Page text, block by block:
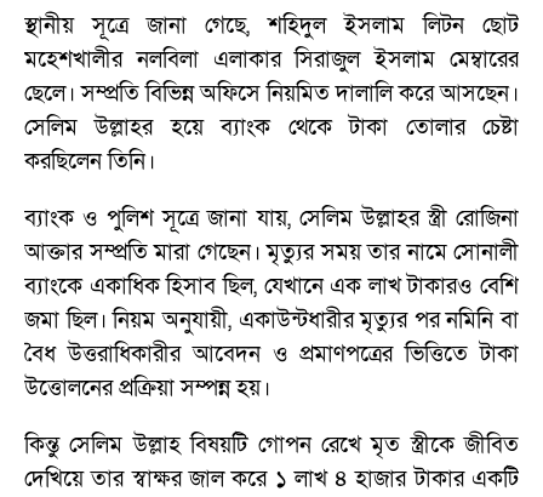
স্থানীয় সূত্রে জানা গেছে, শহিদুল ইসলাম লিটন ছোট
মহেশখালীর নলবিলা এলাকার সিরাজুল ইসলাম মেম্বারের
ছেলে। সম্প্রতি বিভিন্ন অফিসে নিয়মিত দালালি করে আসছেন।
সেলিম উল্লাহর হয়ে ব্যাংক থেকে টাকা তোলার চেষ্টা
করছিলেন তিনি।
ব্যাংক ও পুলিশ সূত্রে জানা যায়, সেলিম উল্লাহর স্ত্রী রোজিনা
আক্তার সম্প্রতি মারা গেছেন। মৃত্যুর সময় তার নামে সোনালী
ব্যাংকে একাধিক হিসাব ছিল, যেখানে এক লাখ টাকারও বেশি
জমা ছিল। নিয়ম অনুযায়ী, একাউন্টধারীর মৃত্যুর পর নমিনি বা
বৈধ উত্তরাধিকারীর আবেদন ও প্রমাণপত্রের ভিত্তিতে টাকা
উত্তোলনের প্রক্রিয়া সম্পন্ন হয়।
কিন্তু সেলিম উল্লাহ বিষয়টি গোপন রেখে মৃত স্ত্রীকে জীবিত
দেখিয়ে তার স্বাক্ষর জাল করে ১ লাখ ৪ হাজার টাকার একটি